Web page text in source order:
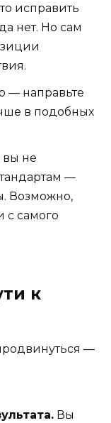
исправить
нет. Но сам
— направьте
в подобных
вы не
—
Возможно,
самого
к
—
Вы